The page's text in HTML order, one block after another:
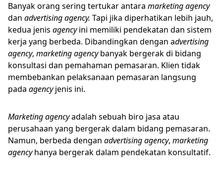
Banyak orang sering tertukar antara marketing agency
dan advertisingagency. Tapi jika diperhatikan lebih jauh,
kedua jenis agencyini memiliki pendekatan dan sistem
kerja yang berbeda. Dibandingkan dengan advertising
agency, marketing agencybanyak bergerak di bidang
konsultasi dan pemahaman pemasaran. Klien tidak
membebankan pelaksanaan pemasaran langsung
pada agencyjenis ini.
Marketingagencyadalah sebuah biro jasa atau
perusahaan yang bergerak dalam bidang pemasaran.
Namun, berbeda dengan advertisingagency, marketing
agencyhanya bergerak dalam pendekatan konsultatif.